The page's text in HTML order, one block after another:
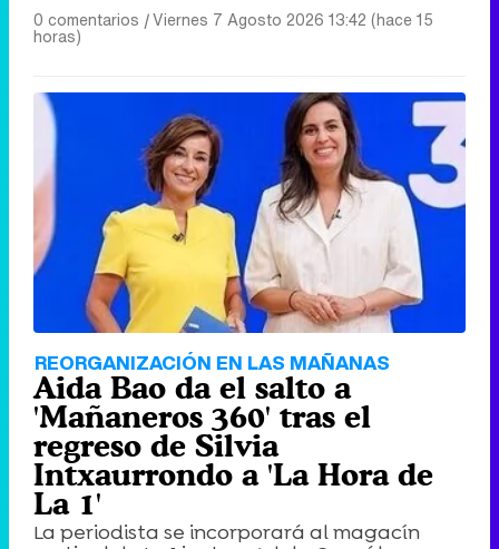
0 comentarios |Viernes 7 Agosto 2026 13:42 (hace 15
horas)
REORGANIZACIÓN EN LAS MAÑANAS
Aida Bao da el salto a
'Mañaneros 360' tras el
regreso de Silvia
Intxaurrondo a 'La Hora de
La 1'
La periodista se incorporará al magacín